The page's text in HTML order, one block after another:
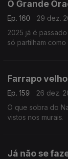
O Grande
Ep. 160
29 dez.
2025 já é
só partilham
Farrapo
Ep. 159
26 dez.
O que sobra do
vistos nos murais.
Já não se